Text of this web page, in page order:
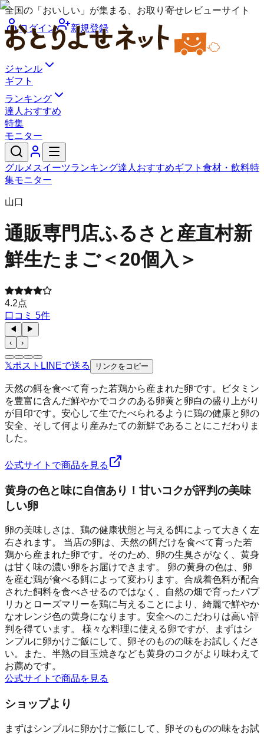
全国の「おいしい」が集まる、お取り寄せレビューサイト
ログイン
新規登録
ジャンル
ギフト
ランキング
達人おすすめ
特集
モニター
グルメ スイーツランキング達人おすすめギフト 食材・飲料特
集モニター
山口
通販専門店ふるさと産直村新
鮮生たまご＜20個入＞
4.2点
口コミ 5件
◀
▶
‹
›
𝕏ポスト LINEで送る リンクをコピー
天然の餌を食べて育った若鶏から産まれた卵です。ビタミン
を豊富に含んだ鮮やかでコクのある卵黄と卵白の盛り上がり
が目印です。安心して生でたべられるように鶏の健康と卵の
安全、そして何より産みたての新鮮であることにこだわりま
した。
公式サイトで商品を見る
黄身の色と味に自信あり！甘いコクが評判の美味
しい卵
卵の美味しさは、鶏の健康状態と与える餌によって大きく左
右されます。 当店の卵は、天然の餌だけを食べて育った若
鶏から産まれた卵です。そのため、卵の生臭さがなく、黄身
は甘く味の濃い卵をお届けできます。 卵の黄身の色は、卵
を産む鶏が食べる餌によって変わります。合成着色料が配合
された飼料を食べさせるのではなく、自然の畑で育ったパプ
リカとローズマリーを鶏に与えることにより、綺麗で鮮やか
なオレンジ色の黄身になります。安全へのこだわりは高い評
判を得ています。 様々な料理に使える卵ですが、まずはシ
ンプルに卵かけご飯にして、卵そのものの味をお試しくださ
い。また、半熟の目玉焼きなども黄身のコクがより味わえて
お薦めです。
公式サイトで商品を見る
ショップより
まずはシンプルに卵かけご飯にして、卵そのものの味をお試